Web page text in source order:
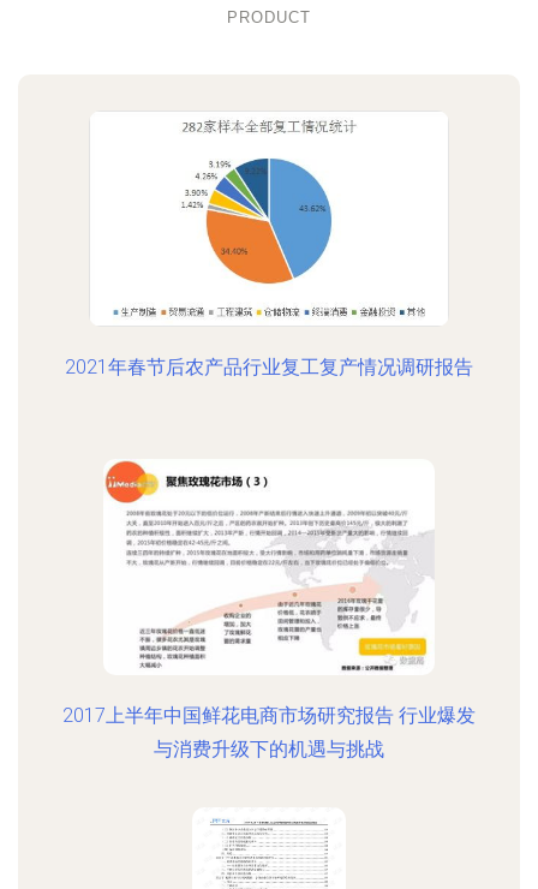
PRODUCT
2021年春节后农产品行业复工复产情况调研报告
2017上半年中国鲜花电商市场研究报告 行业爆发
与消费升级下的机遇与挑战